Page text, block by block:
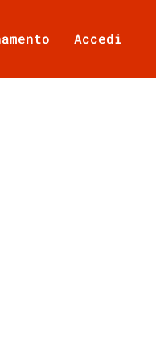
Accedi